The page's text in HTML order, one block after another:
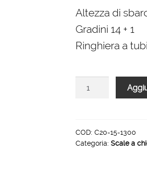
Altezza di
Gradini 14 + 1
Ringhiera a
H
3150
COD: C20-15-1300
Categoria: Scale a